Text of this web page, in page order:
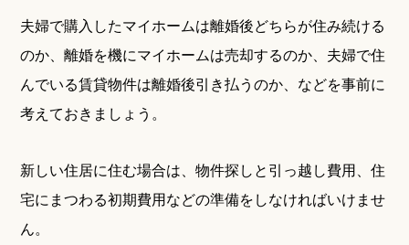
夫婦で購入したマイホームは離婚後どちらが住み続ける
のか、離婚を機にマイホームは売却するのか、夫婦で住
んでいる賃貸物件は離婚後引き払うのか、などを事前に
考えておきましょう。
新しい住居に住む場合は、物件探しと引っ越し費用、住
宅にまつわる初期費用などの準備をしなければいけませ
ん。